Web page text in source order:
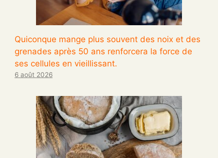
Quiconque mange plus souvent des noix et des
grenades après 50 ans renforcera la force de
ses cellules en vieillissant.
6 août 2026